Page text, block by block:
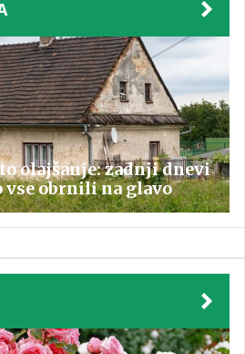
olajšanje: zadnji dnevi
vse obrnili na glavo